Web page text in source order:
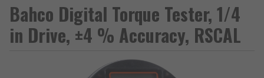
Bahco Digital Torque Tester, 1/4
in Drive, ±4 % Accuracy, RSCAL